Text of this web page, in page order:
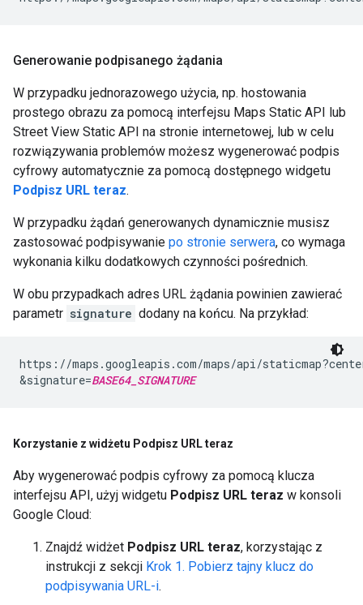
Generowanie podpisanego żądania
W przypadku jednorazowego użycia, np. hostowania
prostego obrazu za pomocą interfejsu Maps Static API lub
Street View Static API na stronie internetowej, lub w celu
rozwiązywania problemów możesz wygenerować podpis
cyfrowy automatycznie za pomocą dostępnego widgetu
Podpisz URL teraz.
W przypadku żądań generowanych dynamicznie musisz
zastosować podpisywanie po stronie serwera, co wymaga
wykonania kilku dodatkowych czynności pośrednich.
W obu przypadkach adres URL żądania powinien zawierać
parametr signature dodany na końcu. Na przykład:
https://maps.googleapis.com/maps/api/
&signature=BASE64_SIGNATURE
Korzystanie z widżetu Podpisz URL teraz
Aby wygenerować podpis cyfrowy za pomocą klucza
interfejsu API, użyj widgetu Podpisz URL teraz w konsoli
Google Cloud:
Znajdź widżet Podpisz URL teraz, korzystając z
instrukcji z sekcji Krok 1. Pobierz tajny klucz do
podpisywania URL-i.